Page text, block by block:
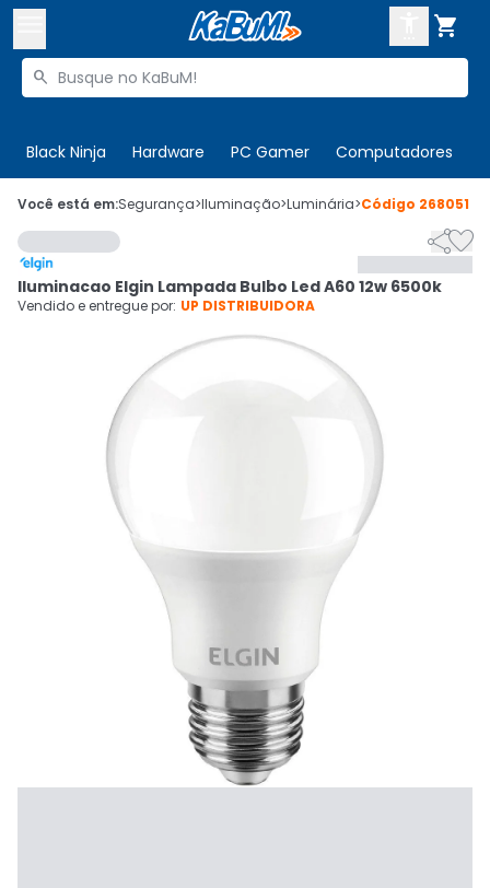

Buscar produtos

Black Ninja Hardware PC Gamer Computadores
 Olá. Acesse sua conta
 Departamentos
Cupons
Ativar tradutor em libras
CADASTRE-SE
Você está em:Segurança>Iluminação>Luminária>Código 268051

Iluminacao Elgin Lampada Bulbo Led A60 12w 6500k
Vendido e entregue por: UP DISTRIBUIDORA